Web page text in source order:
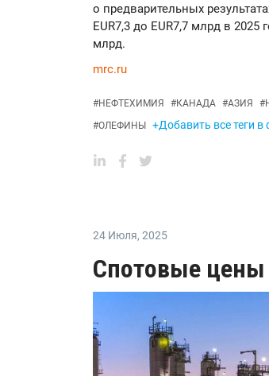
о предварительных
EUR7,3 до EUR7,7 млрд в 2025
млрд.
mrc.ru
#НЕФТЕХИМИЯ #КАНАДА #АЗИЯ #
#ОЛЕФИНЫ +Добавить все теги в
24 Июля, 2025
Спотовые цены